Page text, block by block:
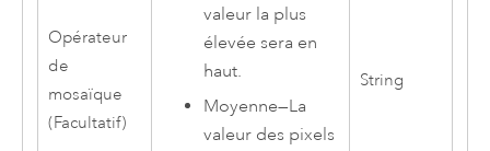
Opérateur
de
mosaïque
(Facultatif)
valeur la plus
élevée sera en
haut.
Moyenne—La
valeur des pixels
String